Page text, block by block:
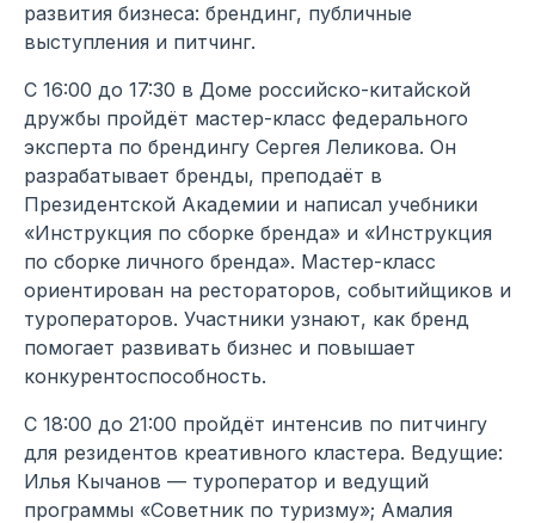
развития бизнеса: брендинг, публичные
выступления и питчинг.
С 16:00 до 17:30 в Доме российско-китайской
дружбы пройдёт мастер-класс федерального
эксперта по брендингу Сергея Леликова. Он
разрабатывает бренды, преподаёт в
Президентской Академии и написал учебники
«Инструкция по сборке бренда» и «Инструкция
по сборке личного бренда». Мастер-класс
ориентирован на рестораторов, событийщиков и
туроператоров. Участники узнают, как бренд
помогает развивать бизнес и повышает
конкурентоспособность.
С 18:00 до 21:00 пройдёт интенсив по питчингу
для резидентов креативного кластера. Ведущие:
Илья Кычанов — туроператор и ведущий
программы «Советник по туризму»; Амалия